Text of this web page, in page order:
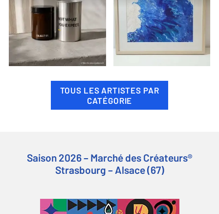
TOUS LES ARTISTES PAR
CATÉGORIE
Saison 2026 – Marché des Créateurs®
Strasbourg – Alsace (67)